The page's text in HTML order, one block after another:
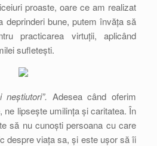
proaste, oare ce am realizat
deprinderi bune, putem învăța să
practicarea virtuții, aplicând
sufletești.
Adesea când oferim
ne lipsește umilința și caritatea. În
să nu cunoști persoana cu care
despre viața sa, și este ușor să îi